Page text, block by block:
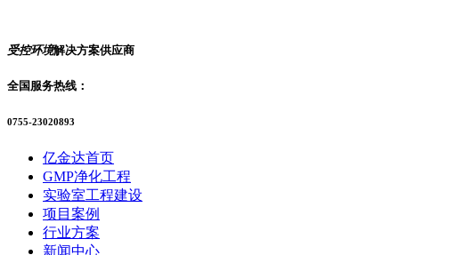
受控环境解决方案供应商
全国服务热线：
0755-23020893
亿金达首页
GMP净化工程
实验室工程建设
项目案例
行业方案
新闻中心